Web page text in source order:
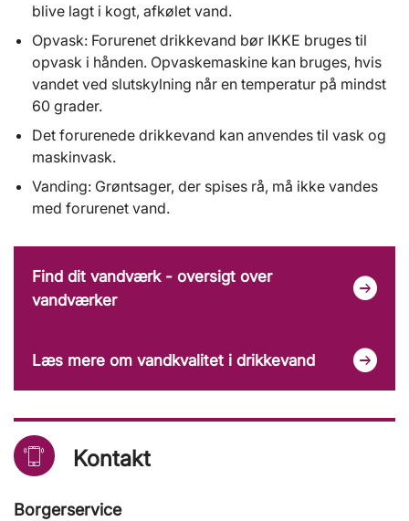
blive lagt i kogt, afkølet vand.
Opvask: Forurenet drikkevand bør IKKE bruges til
opvask i hånden. Opvaskemaskine kan bruges, hvis
vandet ved slutskylning når en temperatur på mindst
60 grader.
Det forurenede drikkevand kan anvendes til vask og
maskinvask.
Vanding: Grøntsager, der spises rå, må ikke vandes
med forurenet vand.
Find dit vandværk - oversigt over
vandværker
Læs mere om vandkvalitet i drikkevand
Kontakt
Borgerservice